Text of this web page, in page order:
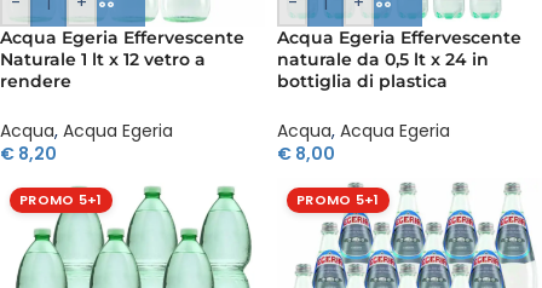
Acqua Egeria Effervescente
Naturale 1 lt x 12 vetro a
rendere
Acqua, Acqua Egeria
€ 8,20
Acqua Egeria Effervescente
naturale da 0,5 lt x 24 in
bottiglia di plastica
Acqua, Acqua Egeria
€ 8,00
PROMO 5+1 PROMO 5+1